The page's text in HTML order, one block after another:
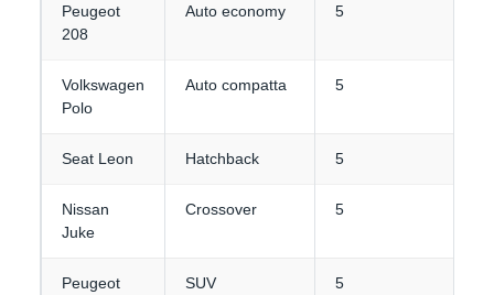
Peugeot
208
Auto economy 5
Volkswagen
Polo
Auto compatta 5
Seat Leon Hatchback 5
Nissan
Juke
Crossover 5
Peugeot
SUV 5